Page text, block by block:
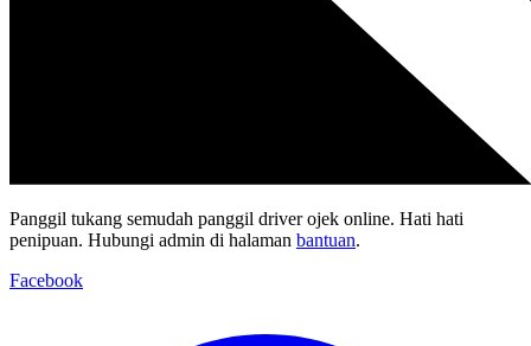
Panggil tukang semudah panggil driver ojek online. Hati hati
penipuan. Hubungi admin di halaman bantuan.
Facebook